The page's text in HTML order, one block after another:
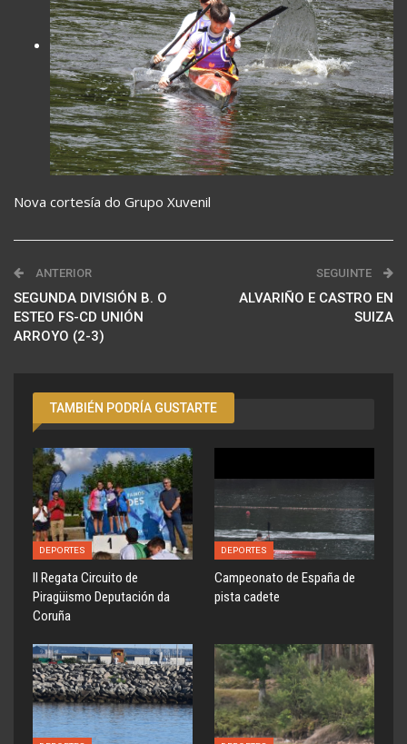
Nova cortesía do Grupo Xuvenil
ANTERIOR
SEGUNDA DIVISIÓN B. O
ESTEO FS-CD UNIÓN
ARROYO (2-3)
SEGUINTE
ALVARIÑO E CASTRO EN
SUIZA
TAMBIÉN PODRÍA GUSTARTE
DEPORTES
ll Regata Circuito de
Piragüismo Deputación da
Coruña
DEPORTES
Campeonato de España de
pista cadete